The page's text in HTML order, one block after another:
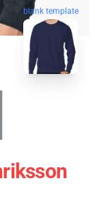
blank template